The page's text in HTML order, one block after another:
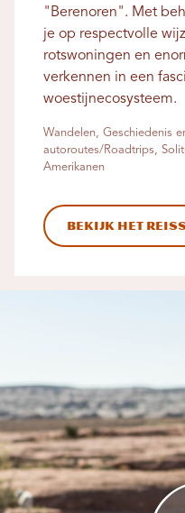
"Berenoren". Met
je op respectvolle
rotswoningen en
verkennen in een
woestijnecosysteem.
Wandelen, Geschiedenis
autoroutes/Roadtrips,
Amerikanen
Bekijk het